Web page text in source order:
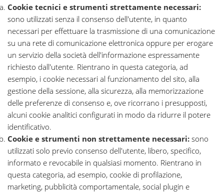
Cookie tecnici e strumenti strettamente necessari:
sono utilizzati senza il consenso dell'utente, in quanto
necessari per effettuare la trasmissione di una comunicazione
su una rete di comunicazione elettronica oppure per erogare
un servizio della società dell'informazione espressamente
richiesto dall'utente. Rientrano in questa categoria, ad
esempio, i cookie necessari al funzionamento del sito, alla
gestione della sessione, alla sicurezza, alla memorizzazione
delle preferenze di consenso e, ove ricorrano i presupposti,
alcuni cookie analitici configurati in modo da ridurre il potere
identificativo.
Cookie e strumenti non strettamente necessari: sono
utilizzati solo previo consenso dell'utente, libero, specifico,
informato e revocabile in qualsiasi momento. Rientrano in
questa categoria, ad esempio, cookie di profilazione,
marketing, pubblicità comportamentale, social plugin e